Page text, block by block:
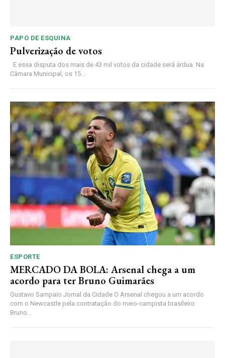
PAPO DE ESQUINA
Pulverização de votos
E essa disputa dos mais de 43 mil votos da cidade será árdua. Na
Câmara Municipal, os 15...
ESPORTE
MERCADO DA BOLA: Arsenal chega a um
acordo para ter Bruno Guimarães
Gustavo Sampaio Jornal da Cidade O Arsenal chegou a um acordo
com o Newcastle pela contratação do meio-campista brasileiro
Bruno...